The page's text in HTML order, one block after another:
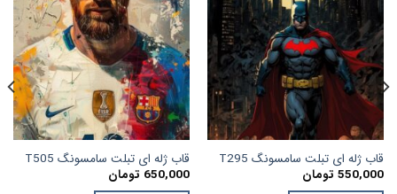
افزودن
به
علاقه
مندی
ها
قاب ژله ای تبلت سامسونگ T295
550,000 تومان
افزودن
به
علاقه
مندی
ها
قاب ژله ای تبلت سامسونگ T505
650,000 تومان